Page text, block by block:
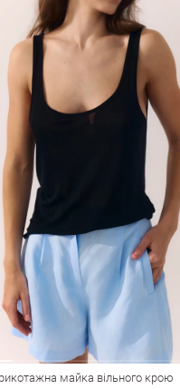
майка вільного крою